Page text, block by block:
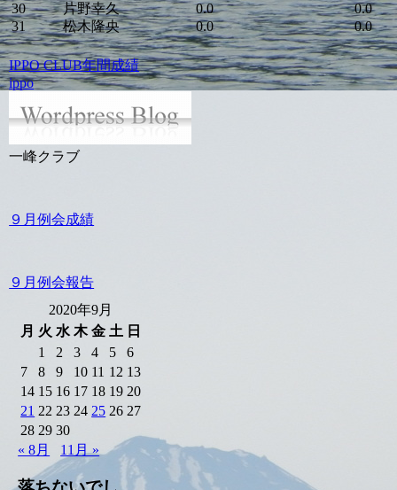
30
片野幸久 0.0
0.0
31
松木隆央 0.0 0.0
IPPO CLUB年間成績
ippo
一峰クラブ
９月例会成績
９月例会報告
2020年9月
月 火 水 木 金 土 日
1
2 3 4 5
6
7
8 9 10 11 12 13
14 15 16 17 18 19 20
21 22 23 24 25 26 27
28 29 30
« 8月
11月 »